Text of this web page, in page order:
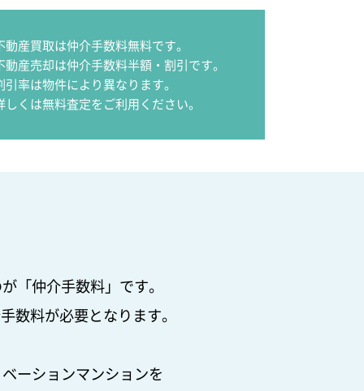
動産買取は仲介手数料無料です。
動産売却は仲介手数料半額・割引です。
引率は物件により異なります。
しくは無料査定をご利用ください。
「仲介手数料」です。
数料が必要となります。
ーションマンションを